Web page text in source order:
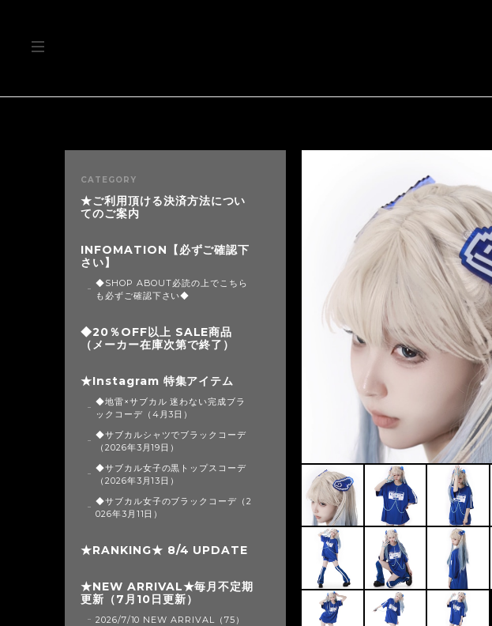
CATEGORY
★ご利用頂ける決済方法につい
てのご案内
INFOMATION【必ずご確認下
さい】
◆SHOP ABOUT必読の上でこちら
も必ずご確認下さい◆
◆20％OFF以上 SALE商品
（メーカー在庫次第で終了）
★Instagram 特集アイテム
◆地雷×サブカル 迷わない完成ブラ
ックコーデ（4月3日）
◆サブカルシャツでブラックコーデ
（2026年3月19日）
◆サブカル女子の黒トップスコーデ
（2026年3月13日）
◆サブカル女子のブラックコーデ（2
026年3月11日）
★RANKING★ 8/4 UPDATE
★NEW ARRIVAL★毎月不定期
更新（7月10日更新）
2026/7/10 NEW ARRIVAL（75）